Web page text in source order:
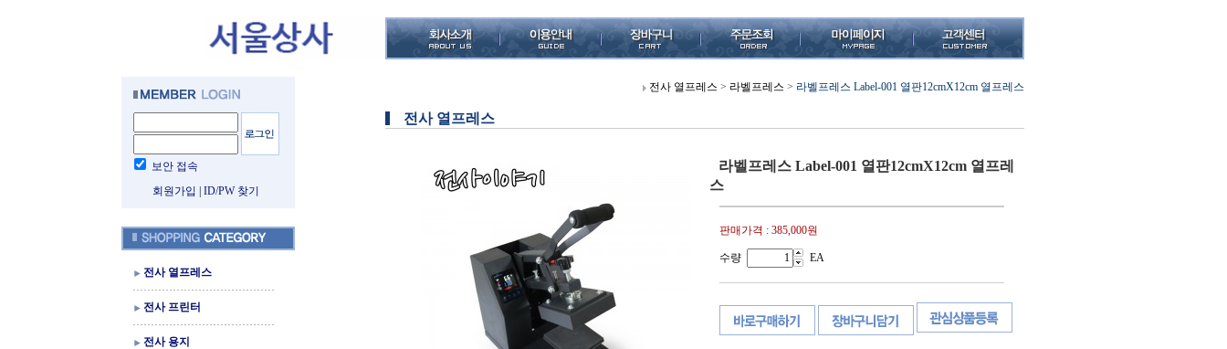
보안 접속
회원가입
ID/PW 찾기
전사 열프레스
전사 프린터
전사 용지
전사 열프레스 > 라벨프레스 > 라벨프레스 Label-001 열판12cmX12cm 열프레스
전사 열프레스
라벨프레스 Label-001 열판12cmX12cm 열프레
스
판매가격 : 385,000원
수량 EA